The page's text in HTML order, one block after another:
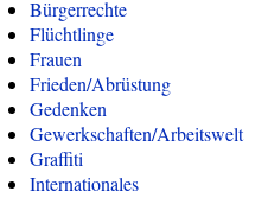
Bürgerrechte
Flüchtlinge
Frauen
Frieden/Abrüstung
Gedenken
Gewerkschaften/Arbeitswelt
Graffiti
Internationales